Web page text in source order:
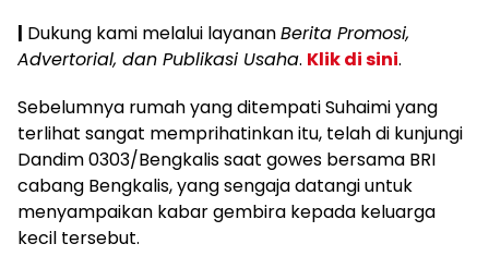
| Dukung kami melalui layananBerita Promosi,
Advertorial, dan Publikasi Usaha. Klik di sini.
Sebelumnya rumah yang ditempati Suhaimi yang
terlihat sangat memprihatinkan itu, telah di kunjungi
Dandim 0303/Bengkalis saat gowes bersama BRI
cabang Bengkalis, yang sengaja datangi untuk
menyampaikan kabar gembira kepada keluarga
kecil tersebut.